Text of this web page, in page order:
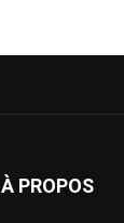
À PROPOS